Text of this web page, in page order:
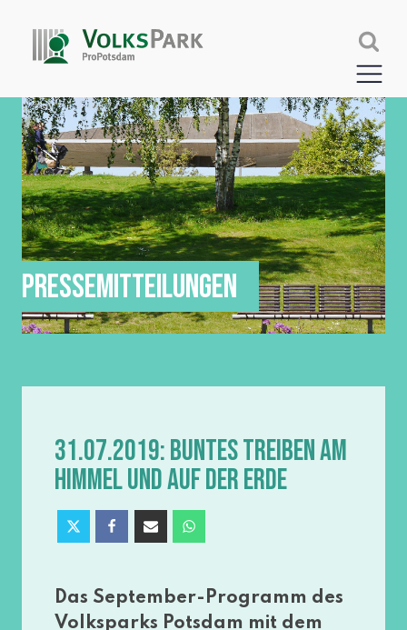
PRESSEMITTEILUNGEN
31.07.2019: BUNTES TREIBEN AM
HIMMEL UND AUF DER ERDE
Das September-Programm des
Volksparks Potsdam mit dem